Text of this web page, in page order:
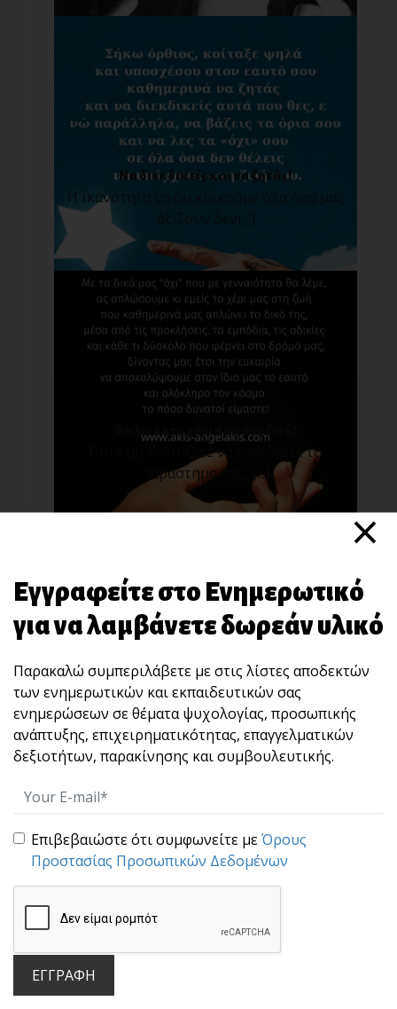
Να διεκδικείς και να ζητάς!
Η ικανότητα να διεκδικούμε όλα όσα μας
Άπλωσε το χέρι σου στη ζωή!
Ποτέ μη διστάζετε να ορθώνετε το
παράστημα σας, [...]
Μπορείς να γίνεις καλύτερος στις
διαπραγματεύσεις αν...
Ξέρεις τι θέλεις και τι είσαι πρόθυμος να
αφήσ[...]
Τι να θυμάσαι όταν διαπραγματεύεσαι για κάτι!
Διαπραγμάτευση είναι ένας τρόπος
×
Εγγραφείτε στο Ενημερωτικό
για να λαμβάνετε δωρεάν υλικό
Παρακαλώ συμπεριλάβετε με στις λίστες αποδεκτών
των ενημερωτικών και εκπαιδευτικών σας
ενημερώσεων σε θέματα ψυχολογίας, προσωπικής
ανάπτυξης, επιχειρηματικότητας, επαγγελματικών
δεξιοτήτων, παρακίνησης και συμβουλευτικής.
Επιβεβαιώστε ότι συμφωνείτε μεΌρους
Προστασίας Προσωπικών Δεδομένων
ΕΓΓΡΑΦΗ